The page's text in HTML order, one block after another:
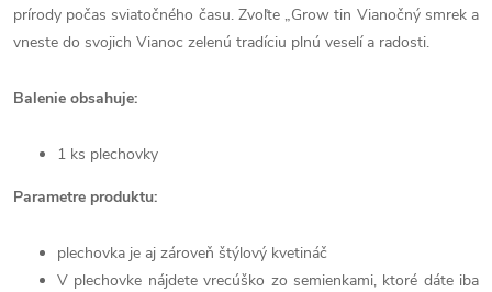
prírody počas sviatočného času. Zvoľte „Grow tin Vianočný smrek a
vneste do svojich Vianoc zelenú tradíciu plnú veselí a radosti.
Balenie obsahuje:
1 ks plechovky
Parametre produktu:
plechovka je aj zároveň štýlový kvetináč
V plechovke nájdete vrecúško zo semienkami, ktoré dáte iba